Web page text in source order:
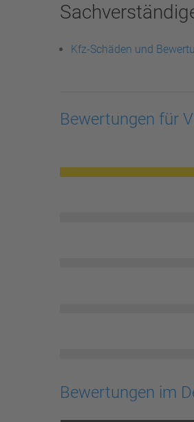
Kfz-Schäden und
Bewertungen für
Bewertungen im